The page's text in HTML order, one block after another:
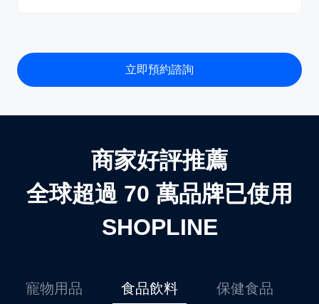
立即預約諮詢
商家好評推薦
全球超過 70 萬品牌已使用
SHOPLINE
食品飲料 保健食品 美妝保養